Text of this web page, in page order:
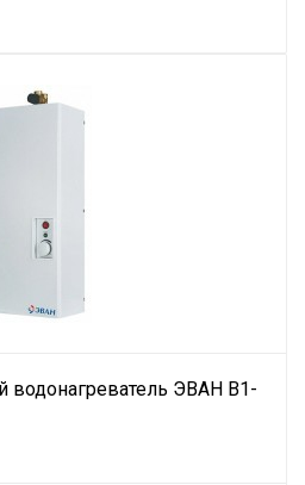
водонагреватель ЭВАН В1-